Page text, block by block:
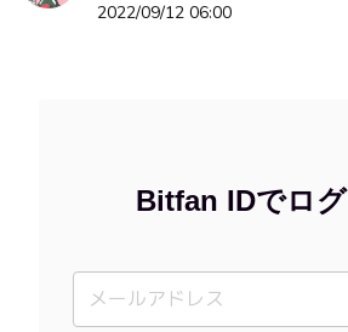
2022/09/12 06:00
Bitfan IDでロ